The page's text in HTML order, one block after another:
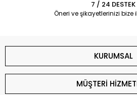
7 / 24 DESTEK
Öneri ve şikayetlerinizi bize
KURUMSAL
MÜŞTERİ